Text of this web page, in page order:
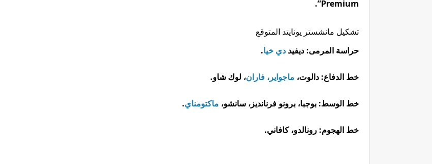
Premium”.
تشكيل مانشستر يونايتد المتوقع
حراسة المرمى: ديفيد دي خيا.
خط الدفاع: دالوت، ماجواير، فاران، لوك شاو.
خط الوسط: بوجبا، برونو فرنانديز، سانشو، ماكتومناي.
خط الهجوم: رونالدو، كافاني.